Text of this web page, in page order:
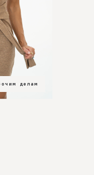
делам
вечер